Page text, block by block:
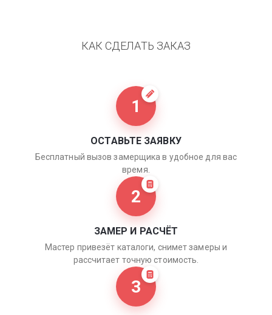
КАК СДЕЛАТЬ ЗАКАЗ
1
ОСТАВЬТЕ ЗАЯВКУ
Бесплатный вызов замерщика в удобное для вас
время.
2
ЗАМЕР И РАСЧЁТ
Мастер привезёт каталоги, снимет замеры и
рассчитает точную стоимость.
3